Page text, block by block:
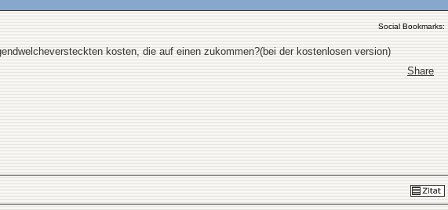
Social Bookmarks:
kosten, die auf einen zukommen?(bei der kostenlosen version)
Share